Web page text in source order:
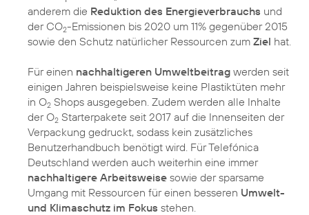
anderem die Reduktion des Energieverbrauchs und
der CO2-Emissionen bis 2020 um 11% gegenüber 2015
sowie den Schutz natürlicher Ressourcen zum Ziel hat.
Für einen nachhaltigeren Umweltbeitrag werden seit
einigen Jahren beispielsweise keine Plastiktüten mehr
in O2 Shops ausgegeben. Zudem werden alle Inhalte
der O2 Starterpakete seit 2017 auf die Innenseiten der
Verpackung gedruckt, sodass kein zusätzliches
Benutzerhandbuch benötigt wird. Für Telefónica
Deutschland werden auch weiterhin eine immer
nachhaltigere Arbeitsweise sowie der sparsame
Umgang mit Ressourcen für einen besseren Umwelt-
und Klimaschutz im Fokus stehen.